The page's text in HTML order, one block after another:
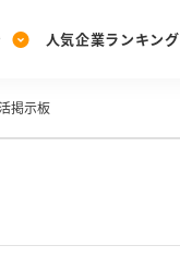
人気企業ランキング
を見る
特集
掲示板